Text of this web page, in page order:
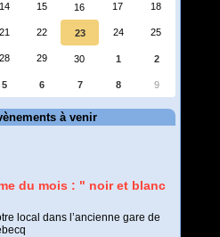
14 15 16 17 18
21 22 23 24 25
28 29 30 1 2
5 6 7 8 9
à venir
du mois : " noir et blanc
local dans l’ancienne gare de